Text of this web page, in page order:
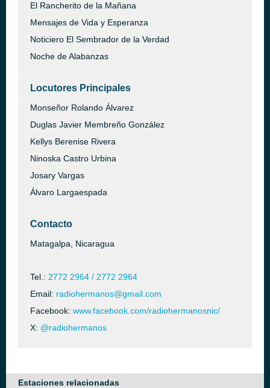
El Rancherito de la Mañana
Mensajes de Vida y Esperanza
Noticiero El Sembrador de la Verdad
Noche de Alabanzas
Locutores Principales
Monseñor Rolando Álvarez
Duglas Javier Membreño González
Kellys Berenise Rivera
Ninoska Castro Urbina
Josary Vargas
Álvaro Largaespada
Contacto
Matagalpa, Nicaragua
Tel.: 2772 2964 / 2772 2964
Email: radiohermanos@gmail.com
Facebook: www.facebook.com/radiohermanosnic/
X: @radiohermanos
Estaciones relacionadas